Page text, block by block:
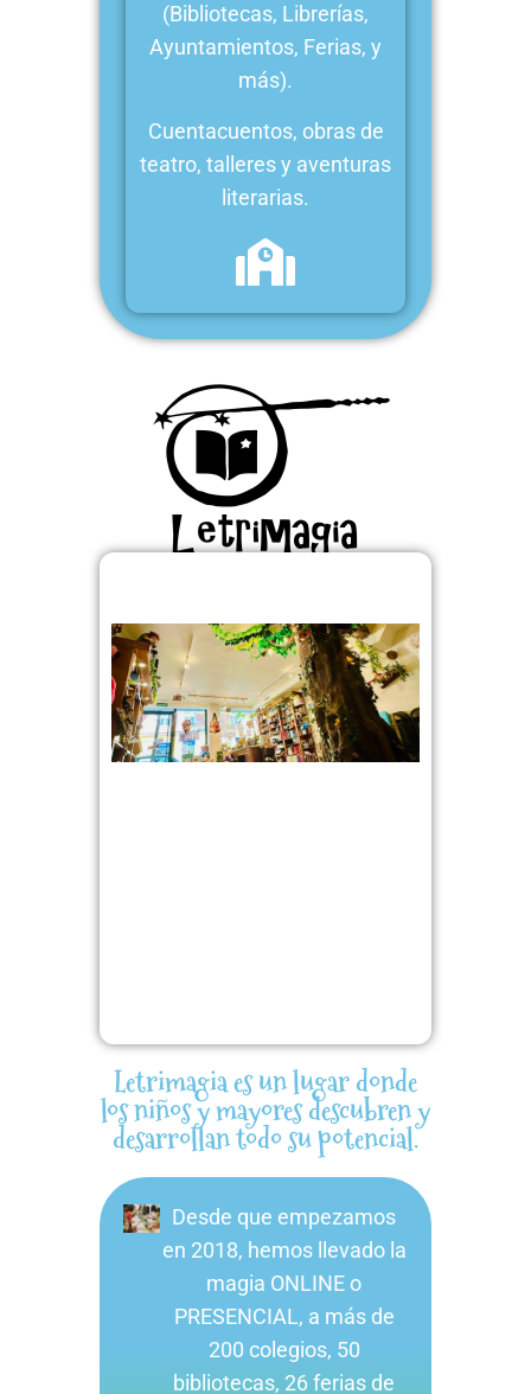
(Bibliotecas, Librerías,
Ayuntamientos, Ferias, y
más).
Cuentacuentos, obras de
teatro, talleres y aventuras
literarias.
Letrimagia es un lugar donde
los niños y mayores descubren y
desarrollan todo su potencial.
Desde que empezamos
en 2018, hemos llevado la
magia ONLINE o
PRESENCIAL, a más de
200 colegios, 50
bibliotecas, 26 ferias de